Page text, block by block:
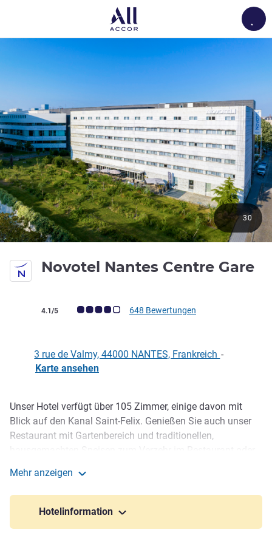
Novotel Nantes Centre Gare4
Note Kundenmeinungen (Bewertung ALL)
4.1/5 648 Bewertungen
30
3 rue de Valmy, 44000 NANTES, Frankreich -
Karte ansehen
Beschreibung
Unser Hotel verfügt über 105 Zimmer, einige davon mit
Blick auf den Kanal Saint-Felix. Genießen Sie auch unser
Restaurant mit Gartenbereich und traditionellen,
dieses Hotel in Nantes auch für Geschäftsreisende.
Familien können unseren Kinderbereich und Spaziergänge
am Kanal entdecken.
Mehr anzeigen
Hotelinformation